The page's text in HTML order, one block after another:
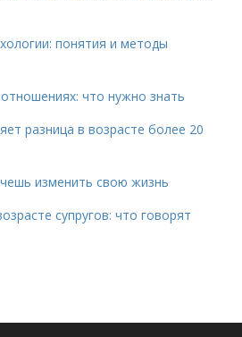
понятия и методы
что нужно знать
разница в возрасте более 20
изменить свою жизнь
супругов: что говорят